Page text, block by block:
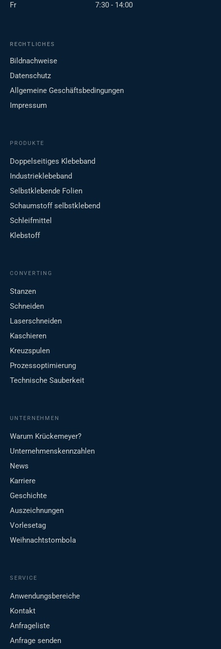
Fr
7:30 - 14:00
RECHTLICHES
Bildnachweise
Datenschutz
Allgemeine Geschäftsbedingungen
Impressum
PRODUKTE
Doppelseitiges Klebeband
Industrieklebeband
Selbstklebende Folien
Schaumstoff selbstklebend
Schleifmittel
Klebstoff
CONVERTING
Stanzen
Schneiden
Laserschneiden
Kaschieren
Kreuzspulen
Prozessoptimierung
Technische Sauberkeit
UNTERNEHMEN
Warum Krückemeyer?
Unternehmenskennzahlen
News
Karriere
Geschichte
Auszeichnungen
Vorlesetag
Weihnachtstombola
SERVICE
Anwendungsbereiche
Kontakt
Anfrageliste
Anfrage senden